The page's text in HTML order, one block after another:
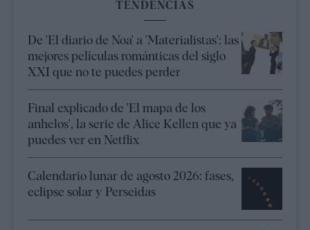
TENDENCIAS
De 'El diario de Noa' a 'Materialistas': las
mejores películas románticas del siglo
XXI que no te puedes perder
Final explicado de 'El mapa de los
anhelos', la serie de Alice Kellen que ya
puedes ver en Netflix
Calendario lunar de agosto 2026: fases,
eclipse solar y Perseidas